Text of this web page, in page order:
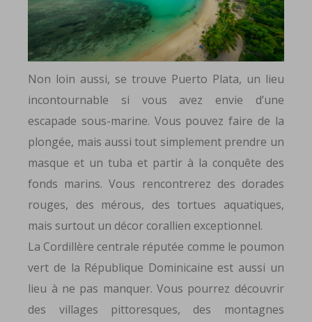
Non loin aussi, se trouve Puerto Plata, un lieu
incontournable si vous avez envie d’une
escapade sous-marine. Vous pouvez faire de la
plongée, mais aussi tout simplement prendre un
masque et un tuba et partir à la conquête des
fonds marins. Vous rencontrerez des dorades
rouges, des mérous, des tortues aquatiques,
mais surtout un décor corallien exceptionnel.
La Cordillère centrale réputée comme le poumon
vert de la République Dominicaine est aussi un
lieu à ne pas manquer. Vous pourrez découvrir
des villages pittoresques, des montagnes